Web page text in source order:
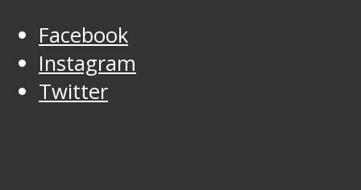
Facebook
Instagram
Twitter